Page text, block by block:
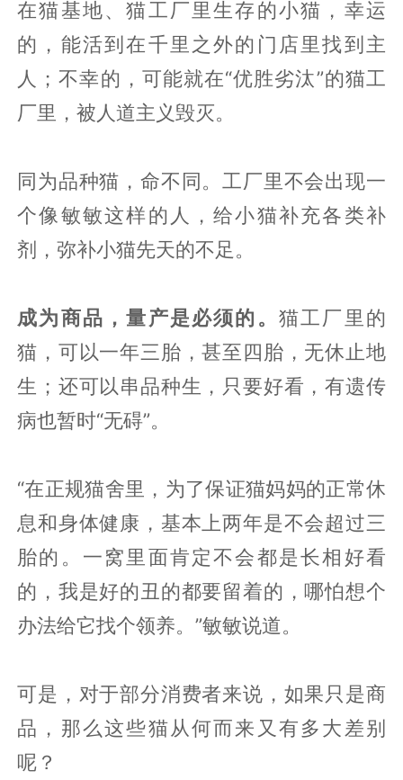
在猫基地、猫工厂里生存的小猫，幸运
的，能活到在千里之外的门店里找到主
人；不幸的，可能就在“优胜劣汰”的猫工
厂里，被人道主义毁灭。
同为品种猫，命不同。工厂里不会出现一
个像敏敏这样的人，给小猫补充各类补
剂，弥补小猫先天的不足。
成为商品，量产是必须的。 猫工厂里的
猫，可以一年三胎，甚至四胎，无休止地
生；还可以串品种生，只要好看，有遗传
病也暂时“无碍”。
“在正规猫舍里，为了保证猫妈妈的正常休
息和身体健康，基本上两年是不会超过三
胎的。一窝里面肯定不会都是长相好看
的，我是好的丑的都要留着的，哪怕想个
办法给它找个领养。”敏敏说道。
可是，对于部分消费者来说，如果只是商
品，那么这些猫从何而来又有多大差别
呢？